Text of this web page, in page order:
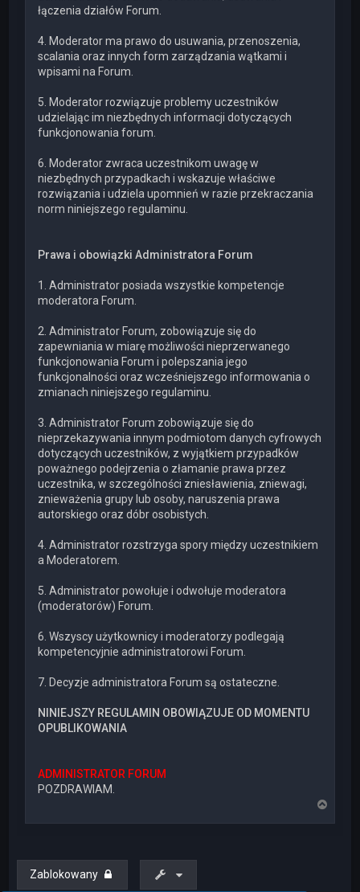
łączenia działów Forum.
4. Moderator ma prawo do usuwania, przenoszenia,
scalania oraz innych form zarządzania wątkami i
wpisami na Forum.
5. Moderator rozwiązuje problemy uczestników
udzielając im niezbędnych informacji dotyczących
funkcjonowania forum.
6. Moderator zwraca uczestnikom uwagę w
niezbędnych przypadkach i wskazuje właściwe
rozwiązania i udziela upomnień w razie przekraczania
norm niniejszego regulaminu.
Prawa i obowiązki Administratora Forum
1. Administrator posiada wszystkie kompetencje
moderatora Forum.
2. Administrator Forum, zobowiązuje się do
zapewniania w miarę możliwości nieprzerwanego
funkcjonowania Forum i polepszania jego
funkcjonalności oraz wcześniejszego informowania o
zmianach niniejszego regulaminu.
3. Administrator Forum zobowiązuje się do
nieprzekazywania innym podmiotom danych cyfrowych
dotyczących uczestników, z wyjątkiem przypadków
poważnego podejrzenia o złamanie prawa przez
uczestnika, w szczególności zniesławienia, zniewagi,
znieważenia grupy lub osoby, naruszenia prawa
autorskiego oraz dóbr osobistych.
4. Administrator rozstrzyga spory między uczestnikiem
a Moderatorem.
5. Administrator powołuje i odwołuje moderatora
(moderatorów) Forum.
6. Wszyscy użytkownicy i moderatorzy podlegają
kompetencyjnie administratorowi Forum.
7. Decyzje administratora Forum są ostateczne.
NINIEJSZY REGULAMIN OBOWIĄZUJE OD MOMENTU
OPUBLIKOWANIA
ADMINISTRATOR FORUM
POZDRAWIAM.
Zablokowany